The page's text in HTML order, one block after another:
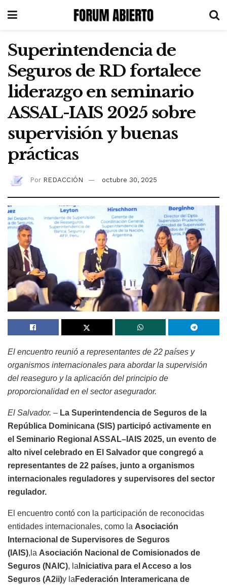
Superintendencia de
Seguros de RD fortalece
liderazgo en seminario
ASSAL-IAIS 2025 sobre
supervisión y buenas
prácticas
Por REDACCIÓN octubre 30, 2025
El encuentro reunió a representantes de 22 países y
organismos internacionales para abordar la supervisión
del reaseguro y la aplicación del principio de
proporcionalidad en el sector asegurador.
El Salvador. – La Superintendencia de Seguros de la
República Dominicana (SIS) participó activamente en
el Seminario Regional ASSAL–IAIS 2025, un evento de
alto nivel celebrado en El Salvador que congregó a
representantes de 22 países, junto a organismos
internacionales reguladores y supervisores del sector
regulador.
El encuentro contó con la participación de reconocidas
entidades internacionales, como la Asociación
Internacional de Supervisores de Seguros
(IAIS),la Asociación Nacional de Comisionados de
Seguros (NAIC), la Iniciativa para el Acceso a los
Seguros (A2ii)y la Federación Interamericana de